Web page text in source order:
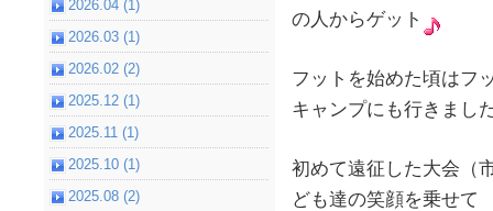
の人からゲット
フットを始めた頃はフ
キャンプにも行きまし
初めて遠征した大会（
ども達の笑顔を乗せて
2026.04 (1)
2026.03 (1)
2026.02 (2)
2025.12 (1)
2025.11 (1)
2025.10 (1)
2025.08 (2)